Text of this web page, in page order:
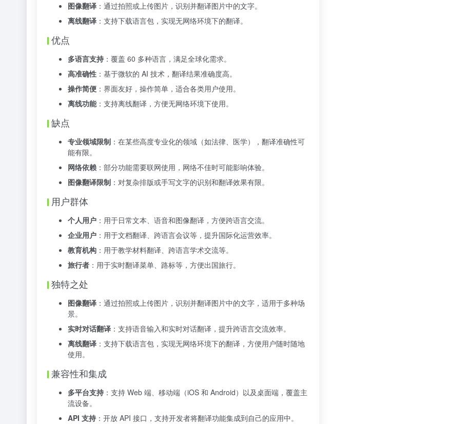
图像翻译 ：通过拍照或上传图片，识别并翻译图片中的文字。
离线翻译 ：支持下载语言包，实现无网络环境下的翻译。
优点
多语言支持 ：覆盖 60 多种语言，满足全球化需求。
高准确性 ：基于微软的 AI 技术，翻译结果准确度高。
操作简便 ：界面友好，操作简单，适合各类用户使用。
离线功能：支持离线翻译，方便无网络环境下使用。
缺点
专业领域限制 ：在某些高度专业化的领域（如法律、医学），翻译准确性可
能有限。
网络依赖 ：部分功能需要联网使用，网络不佳时可能影响体验。
图像翻译限制 ：对复杂排版或手写文字的识别和翻译效果有限。
用户群体
个人用户 ：用于日常文本、语音和图像翻译，方便跨语言交流。
企业用户 ：用于文档翻译、跨语言会议等，提升国际化运营效率。
教育机构 ：用于教学材料翻译、跨语言学术交流等。
旅行者 ：用于实时翻译菜单、路标等，方便出国旅行。
独特之处
图像翻译 ：通过拍照或上传图片，识别并翻译图片中的文字，适用于多种场
景。
实时对话翻译 ：支持语音输入和实时对话翻译，提升跨语言交流效率。
离线翻译 ：支持下载语言包，实现无网络环境下的翻译，方便用户随时随地
使用。
兼容性和集成
多平台支持 ：支持 Web 端、移动端（iOS 和 Android）以及桌面端，覆盖主
流设备。
API 支持 ：开放 API 接口，支持开发者将翻译功能集成到自己的应用中。